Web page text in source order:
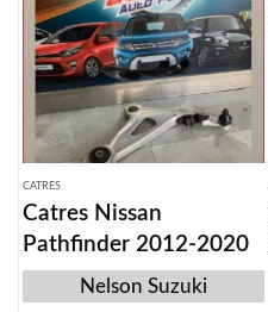
CATRES
Catres Nissan
Pathfinder 2012-2020
Nelson Suzuki